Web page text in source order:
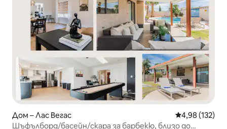
Дом – Лас Вегас Средна
4,98 (132)
Шъфълборд/басейн/скара за барбекю, близо до